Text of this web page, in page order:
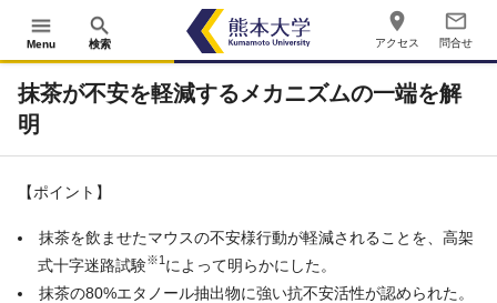
menu
Menu
search
検索
place
アクセス
mail_outline
問合せ
抹茶が不安を軽減するメカニズムの一端を解
明
【ポイント】
抹茶を飲ませたマウスの不安様行動が軽減されることを、高架
式十字迷路試験※1によって明らかにした。
抹茶の80%エタノール抽出物に強い抗不安活性が認められた。